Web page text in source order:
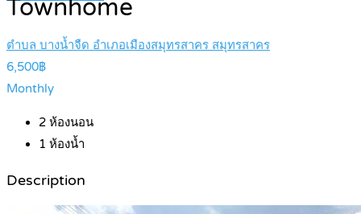
Townhome
ตำบล บางน้ำจืด อำเภอเมืองสมุทรสาคร สมุทรสาคร
6,500฿
Monthly
2 ห้องนอน
1 ห้องน้ำ
Description